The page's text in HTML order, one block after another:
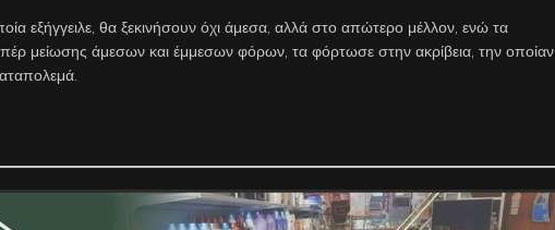
εξήγγειλε, θα ξεκινήσουν όχι άμεσα, αλλά στο απώτερο μέλλον, ενώ τα
μείωσης άμεσων και έμμεσων φόρων, τα φόρτωσε στην ακρίβεια, την οποίαν